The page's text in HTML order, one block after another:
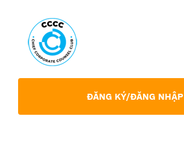
content
ĐĂNG KÝ/ĐĂNG NHẬP